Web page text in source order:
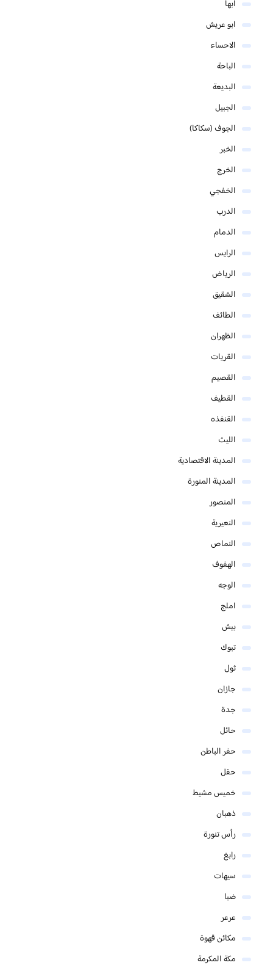
ابها
ابو عريش
الاحساء
الباحة
البديعة
الجبيل
الجوف (سكاكا)
الخبر
الخرج
الخفجي
الدرب
الدمام
الرايس
الرياض
الشقيق
الطائف
الظهران
القريات
القصيم
القطيف
القنفذه
الليث
المدينة الاقتصادية
المدينة المنورة
المنصور
النعيرية
النماص
الهفوف
الوجه
املج
بيش
تبوك
ثول
جازان
جدة
حائل
حفر الباطن
حقل
خميس مشيط
ذهبان
رأس تنورة
رابغ
سيهات
ضبا
عرعر
مكائن قهوة
مكة المكرمة